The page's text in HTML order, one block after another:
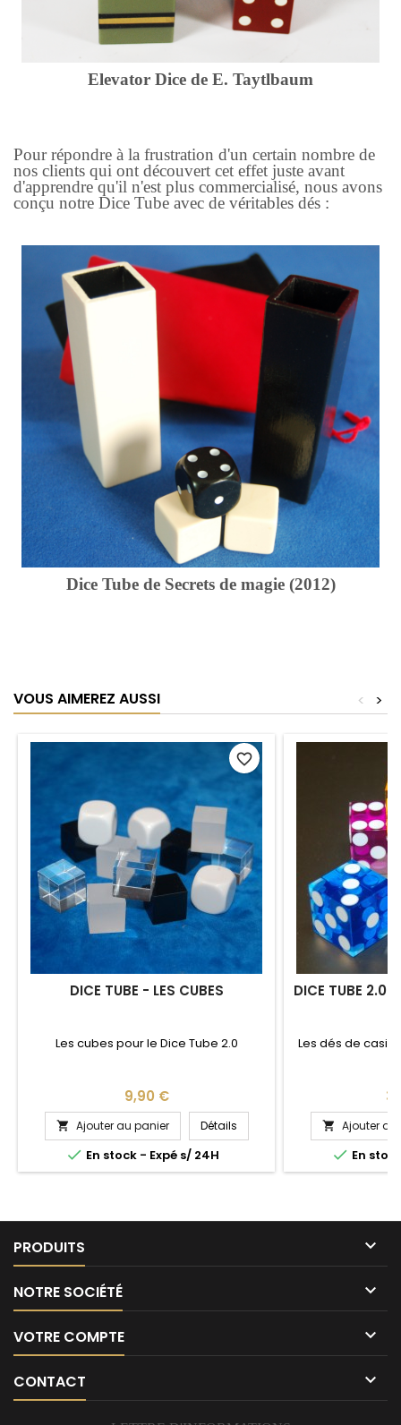
Elevator Dice de E. Taytlbaum
Pour répondre à la frustration d'un certain nombre de
nos clients qui ont découvert cet effet juste avant
d'apprendre qu'il n'est plus commercialisé, nous avons
conçu notre Dice Tube avec de véritables dés :
Dice Tube de Secrets de magie (2012)
VOUS AIMEREZ AUSSI >
<
DICE TUBE - LES CUBES
Les cubes pour le Dice Tube 2.0
Prix
9,90 €
 Ajouter au panier Détails
 En stock - Expé s/ 24H
favorite_border
DICE TUBE 2.0 -
Les dés de
 Ajouter au
 En
PRODUITS 
NOTRE SOCIÉTÉ 
VOTRE COMPTE 
CONTACT 